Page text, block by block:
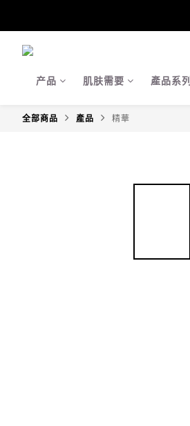
产品 肌肤需要 產品系列
全部商品 產品 精華